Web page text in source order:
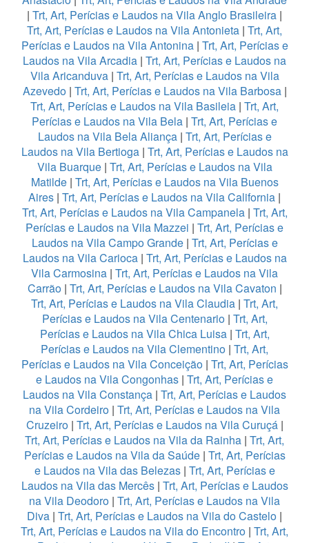
| Trt, Art, Perícias e Laudos na Vila Anglo Brasileira |
Trt, Art, Perícias e Laudos na Vila Antonieta | Trt, Art,
Perícias e Laudos na Vila Antonina| Trt, Art, Perícias e
Laudos na Vila Arcadia | Trt, Art, Perícias e Laudos na
Vila Aricanduva| Trt, Art, Perícias e Laudos na Vila
Azevedo| Trt, Art, Perícias e Laudos na Vila Barbosa|
Trt, Art, Perícias e Laudos na Vila Basileia | Trt, Art,
Perícias e Laudos na Vila Bela | Trt, Art, Perícias e
Laudos na Vila Bela Aliança| Trt, Art, Perícias e
Laudos na Vila Bertioga| Trt, Art, Perícias e Laudos na
Vila Buarque| Trt, Art, Perícias e Laudos na Vila
Matilde| Trt, Art, Perícias e Laudos na Vila Buenos
Aires | Trt, Art, Perícias e Laudos na Vila California |
Trt, Art, Perícias e Laudos na Vila Campanela| Trt, Art,
Perícias e Laudos na Vila Mazzei | Trt, Art, Perícias e
Laudos na Vila Campo Grande| Trt, Art, Perícias e
Laudos na Vila Carioca| Trt, Art, Perícias e Laudos na
Vila Carmosina | Trt, Art, Perícias e Laudos na Vila
Carrão| Trt, Art, Perícias e Laudos na Vila Cavaton |
Trt, Art, Perícias e Laudos na Vila Claudia | Trt, Art,
Perícias e Laudos na Vila Centenario| Trt, Art,
Perícias e Laudos na Vila Chica Luisa | Trt, Art,
Perícias e Laudos na Vila Clementino | Trt, Art,
Perícias e Laudos na Vila Conceição| Trt, Art, Perícias
e Laudos na Vila Congonhas | Trt, Art, Perícias e
Laudos na Vila Constança | Trt, Art, Perícias e Laudos
na Vila Cordeiro | Trt, Art, Perícias e Laudos na Vila
Cruzeiro | Trt, Art, Perícias e Laudos na Vila Curuçá |
Trt, Art, Perícias e Laudos na Vila da Rainha | Trt, Art,
Perícias e Laudos na Vila da Saúde| Trt, Art, Perícias
e Laudos na Vila das Belezas| Trt, Art, Perícias e
Laudos na Vila das Mercês| Trt, Art, Perícias e Laudos
na Vila Deodoro | Trt, Art, Perícias e Laudos na Vila
Diva | Trt, Art, Perícias e Laudos na Vila do Castelo |
Trt, Art, Perícias e Laudos na Vila do Encontro | Trt, Art,